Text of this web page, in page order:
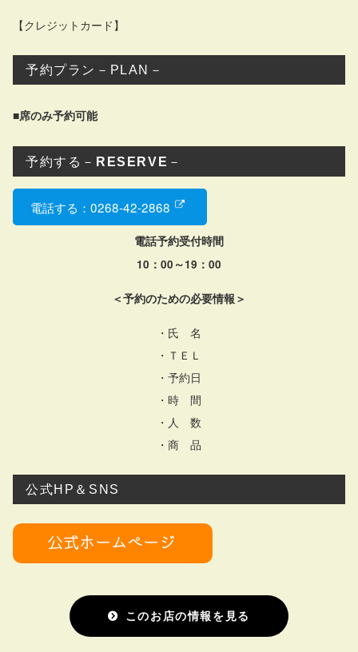
【クレジットカード】
予約プラン－PLAN－
■席のみ予約可能
予約する－ RESERVE －
電話する：0268-42-2868
電話予約受付時間
10：00～19：00
＜予約のための必要情報＞
・氏 名
・ＴＥＬ
・予約日
・時 間
・人 数
・商 品
公式HP＆SNS
このお店の情報を見る